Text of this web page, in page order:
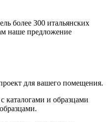
более 300 итальянских
наше предложение
для вашего помещения.